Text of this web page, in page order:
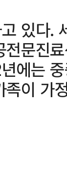
있다.
문진
에는
이 가